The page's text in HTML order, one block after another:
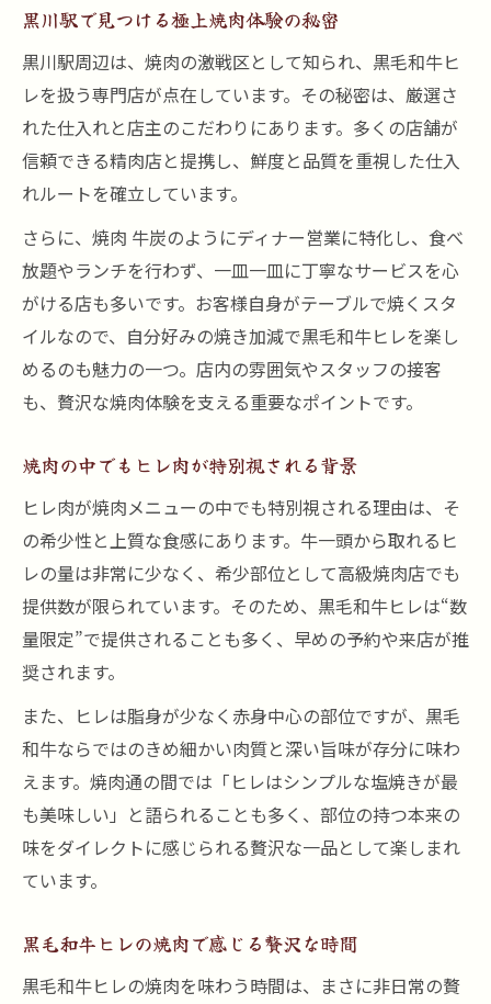
黒毛和牛ヒレの味を引き出す焼肉のコツ
焼肉好きが実践するヒレ肉の焼き加減指南
焼肉で黒毛和牛ヒレの旨味を堪能する方法
焼肉のプロが教えるヒレ肉の焼き方の極意
焼肉好き必見 黒川駅で楽しむ極上ヒレ肉
極上ヒレ肉を焼肉で堪能できる楽しさとは
焼肉で味わう黒毛和牛ヒレの贅沢な満足感
黒川駅で焼肉を楽しむ際のヒレ肉の魅力
焼肉メニューで迷ったらヒレ肉がおすすめ
柔らかさが光る黒毛和牛ヒレ 焼肉で実感
焼肉好きが驚くヒレ肉の食感と旨味の秘密
黒川駅の焼肉で味わうヒレ肉のとろける美
味しさ
焼肉で楽しむ黒毛和牛ヒレの柔らかい理由
焼肉通が愛するヒレ肉の特徴を徹底解説
黒川駅で見つける極上焼肉体験の秘密
黒川駅周辺は、焼肉の激戦区として知られ、黒毛和牛ヒ
レを扱う専門店が点在しています。その秘密は、厳選さ
れた仕入れと店主のこだわりにあります。多くの店舗が
信頼できる精肉店と提携し、鮮度と品質を重視した仕入
れルートを確立しています。
さらに、焼肉 牛炭のようにディナー営業に特化し、食べ
放題やランチを行わず、一皿一皿に丁寧なサービスを心
がける店も多いです。お客様自身がテーブルで焼くスタ
イルなので、自分好みの焼き加減で黒毛和牛ヒレを楽し
めるのも魅力の一つ。店内の雰囲気やスタッフの接客
も、贅沢な焼肉体験を支える重要なポイントです。
焼肉の中でもヒレ肉が特別視される背景
ヒレ肉が焼肉メニューの中でも特別視される理由は、そ
の希少性と上質な食感にあります。牛一頭から取れるヒ
レの量は非常に少なく、希少部位として高級焼肉店でも
提供数が限られています。そのため、黒毛和牛ヒレは“数
量限定”で提供されることも多く、早めの予約や来店が推
奨されます。
また、ヒレは脂身が少なく赤身中心の部位ですが、黒毛
和牛ならではのきめ細かい肉質と深い旨味が存分に味わ
えます。焼肉通の間では「ヒレはシンプルな塩焼きが最
も美味しい」と語られることも多く、部位の持つ本来の
味をダイレクトに感じられる贅沢な一品として楽しまれ
ています。
黒毛和牛ヒレの焼肉で感じる贅沢な時間
黒毛和牛ヒレの焼肉を味わう時間は、まさに非日常の贅